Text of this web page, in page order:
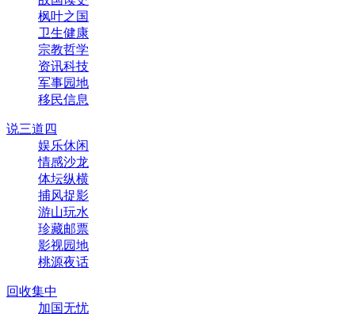
枫叶之国
卫生健康
宗教哲学
资讯科技
军事园地
移民信息
说三道四
娱乐休闲
情感沙龙
体坛纵横
捕风捉影
游山玩水
珍藏邮票
影视园地
桃源夜话
回收集中
加国无忧